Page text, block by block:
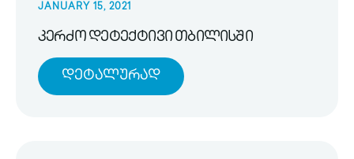
JANUARY 15, 2021
კერძო დეტექტივი თბილისში
Დეტალურად